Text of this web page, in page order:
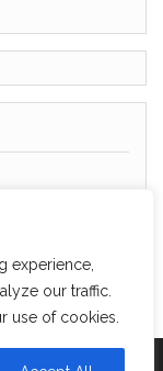
experience,
our traffic.
use of cookies.